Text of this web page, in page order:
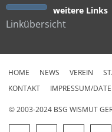
weitere Links
Linkübersicht
HOME NEWS VEREIN
KONTAKT
IMPRESSUM/
© 2003-2024 BSG WISMUT